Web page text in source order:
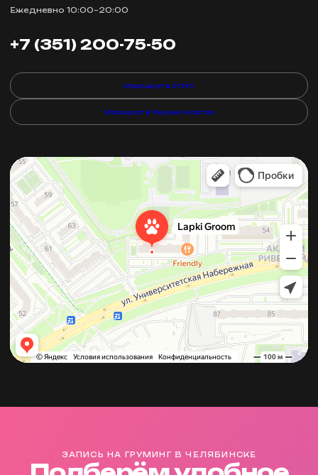
Ежедневно 10:00–20:00
+7 (351) 200-75-50
Маршрут в 2ГИС
Маршрут в Яндекс Картах
ЗАПИСЬ НА ГРУМИНГ В ЧЕЛЯБИНСКЕ